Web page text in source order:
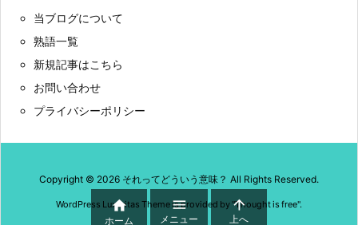
ら！
当ブログについて
熟語一覧
新規記事はこちら
お問い合わせ
プライバシーポリシー
Copyright © 2026 それってどういう意味？ All Rights Reserved.
WordPress Luxeritas Theme is provided by "Thought is free".

ホーム

メニュー

上へ